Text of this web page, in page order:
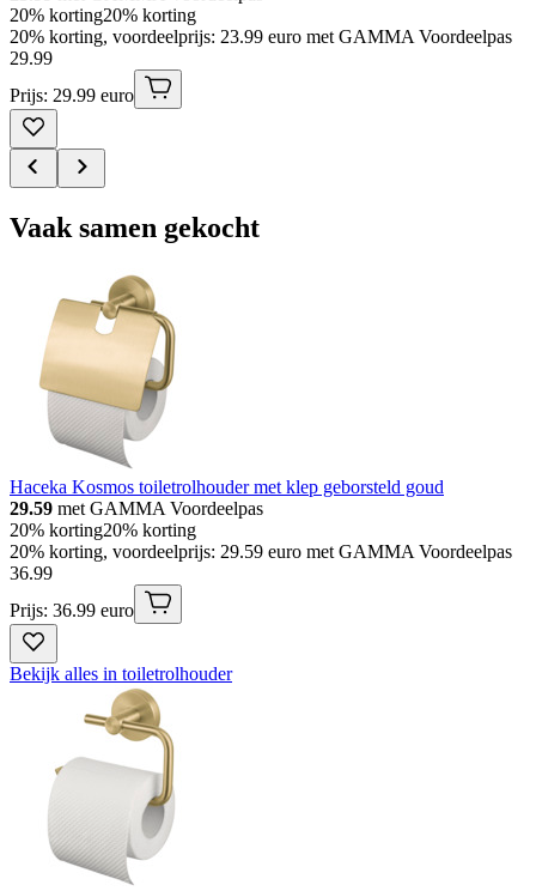
20% korting20% korting
20% korting, voordeelprijs: 23.99 euro met GAMMA Voordeelpas
29.99
Prijs: 29.99 euro
Vaak samen gekocht
Haceka Kosmos toiletrolhouder met klep geborsteld goud
29.59 met GAMMA Voordeelpas
20% korting20% korting
20% korting, voordeelprijs: 29.59 euro met GAMMA Voordeelpas
36.99
Prijs: 36.99 euro
Bekijk alles in toiletrolhouder